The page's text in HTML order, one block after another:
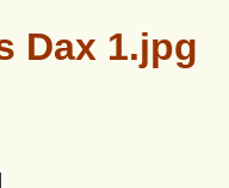
Dax 1.jpg